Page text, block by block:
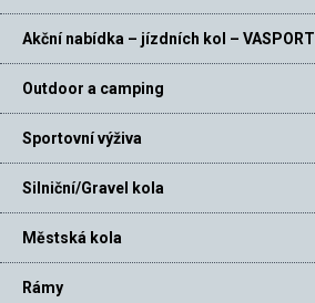
Akční nabídka – jízdních kol – VASPORT
Outdoor a camping
Sportovní výživa
Silniční/Gravel kola
Městská kola
Rámy